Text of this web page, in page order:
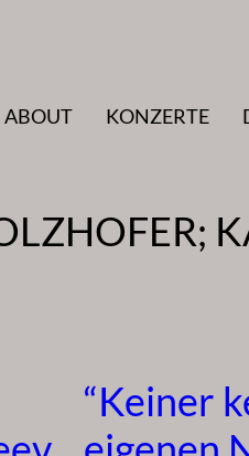
ABOUT
KONZERTE
“Keiner